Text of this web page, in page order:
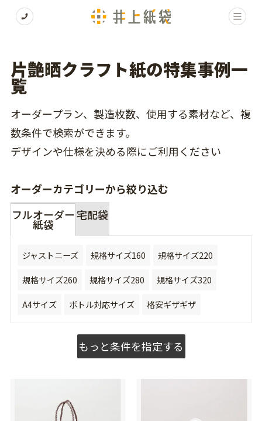
片艶晒クラフト紙の特集事例一
覧
オーダープラン、製造枚数、使用する素材など、複
数条件で検索ができます。
デザインや仕様を決める際にご利用ください
オーダーカテゴリーから絞り込む
フルオーダー
紙袋
宅配袋
ジャストニーズ 規格サイズ160
規格サイズ220
規格サイズ260
規格サイズ280
規格サイズ320
A4サイズ
ボトル対応サイズ 格安ギザギザ
もっと条件を指定する